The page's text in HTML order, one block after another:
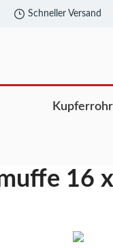
Schneller Versand
16